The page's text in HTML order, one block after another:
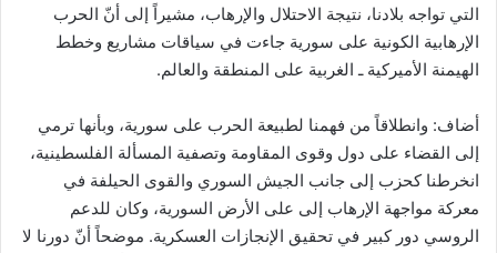
التي تواجه بلادنا، نتيجة الاحتلال والإرهاب، مشيراً إلى أنّ الحرب
الإرهابية الكونية على سورية جاءت في سياقات مشاريع وخطط
الهيمنة الأميركية ـ الغربية على المنطقة والعالم.
أضاف: وانطلاقاً من فهمنا لطبيعة الحرب على سورية، وبأنها ترمي
إلى القضاء على دول وقوى المقاومة وتصفية المسألة الفلسطينية،
انخرطنا كحزب إلى جانب الجيش السوري والقوى الحيلفة في
معركة مواجهة الإرهاب إلى على الأرض السورية، وكان للدعم
الروسي دور كبير في تحقيق الإنجازات العسكرية. موضحاً أنّ دورنا لا